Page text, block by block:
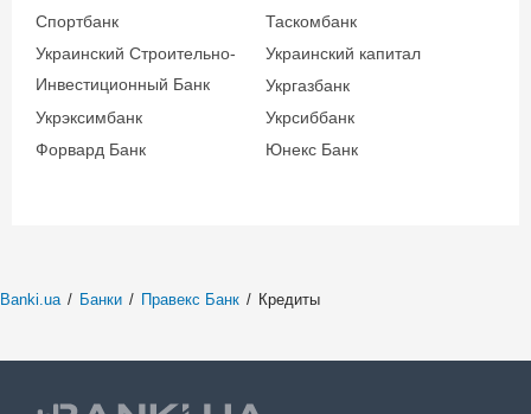
Спортбанк
Таскомбанк
Украинский Строительно-
Инвестиционный Банк
Украинский капитал
Укргазбанк
Укрэксимбанк
Укрсиббанк
Форвард Банк
Юнекс Банк
Banki.ua / Банки / Правекс Банк / Кредиты